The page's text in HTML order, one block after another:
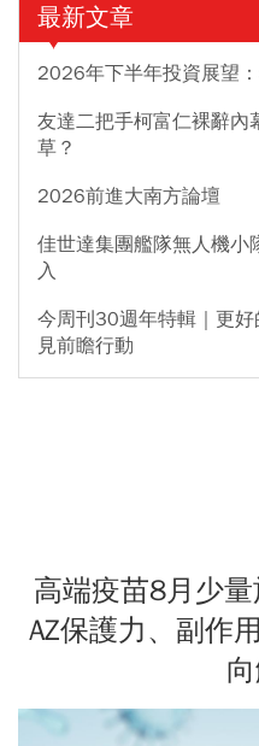
最新文章
2026年下半年投資展望
友達二把手柯富仁裸辭內
草？
2026前進大南方論壇
佳世達集團艦隊無人機小
入
今周刊30週年特輯｜更
見前瞻行動
高端疫苗8月少
AZ保護力、副作